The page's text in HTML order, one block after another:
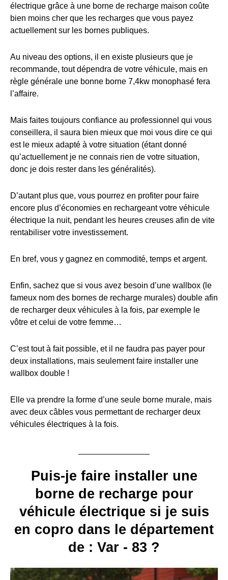
électrique grâce à une borne de recharge maison coûte
bien moins cher que les recharges que vous payez
actuellement sur les bornes publiques.
Au niveau des options, il en existe plusieurs que je
recommande, tout dépendra de votre véhicule, mais en
règle générale une bonne borne 7,4kw monophasé fera
l’affaire.
Mais faites toujours confiance au professionnel qui vous
conseillera, il saura bien mieux que moi vous dire ce qui
est le mieux adapté à votre situation (étant donné
qu’actuellement je ne connais rien de votre situation,
donc je dois rester dans les généralités).
D’autant plus que, vous pourrez en profiter pour faire
encore plus d’économies en rechargeant votre véhicule
électrique la nuit, pendant les heures creuses afin de vite
rentabiliser votre investissement.
En bref, vous y gagnez en commodité, temps et argent.
Enfin, sachez que si vous avez besoin d’une wallbox (le
fameux nom des bornes de recharge murales) double afin
de recharger deux véhicules à la fois, par exemple le
vôtre et celui de votre femme…
C’est tout à fait possible, et il ne faudra pas payer pour
deux installations, mais seulement faire installer une
wallbox double !
Elle va prendre la forme d’une seule borne murale, mais
avec deux câbles vous permettant de recharger deux
véhicules électriques à la fois.
Puis-je faire installer une
borne de recharge pour
véhicule électrique si je suis
en copro dans le département
de : Var - 83 ?